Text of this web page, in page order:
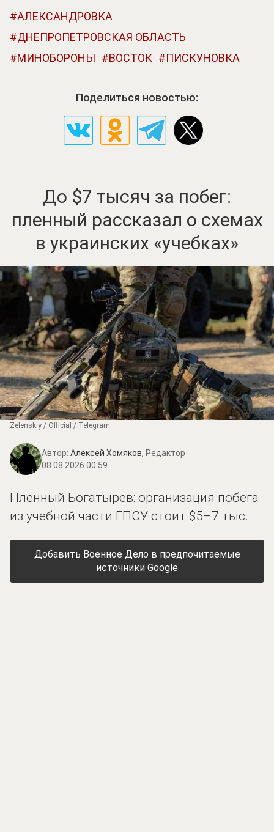
АЛЕКСАНДРОВКА
ДНЕПРОПЕТРОВСКАЯ ОБЛАСТЬ
МИНОБОРОНЫ
ВОСТОК ПИСКУНОВКА
Поделиться новостью:
До $7 тысяч за побег:
пленный рассказал о схемах
в украинских «учебках»
Zеlеnskiу / Оfficiаl / Telegram
Автор: Алексей Хомяков, Редактор
08.08.2026 00:59
Пленный Богатырёв: организация побега
из учебной части ГПСУ стоит $5–7 тыс.
Добавить Военное Дело в предпочитаемые
источники Google